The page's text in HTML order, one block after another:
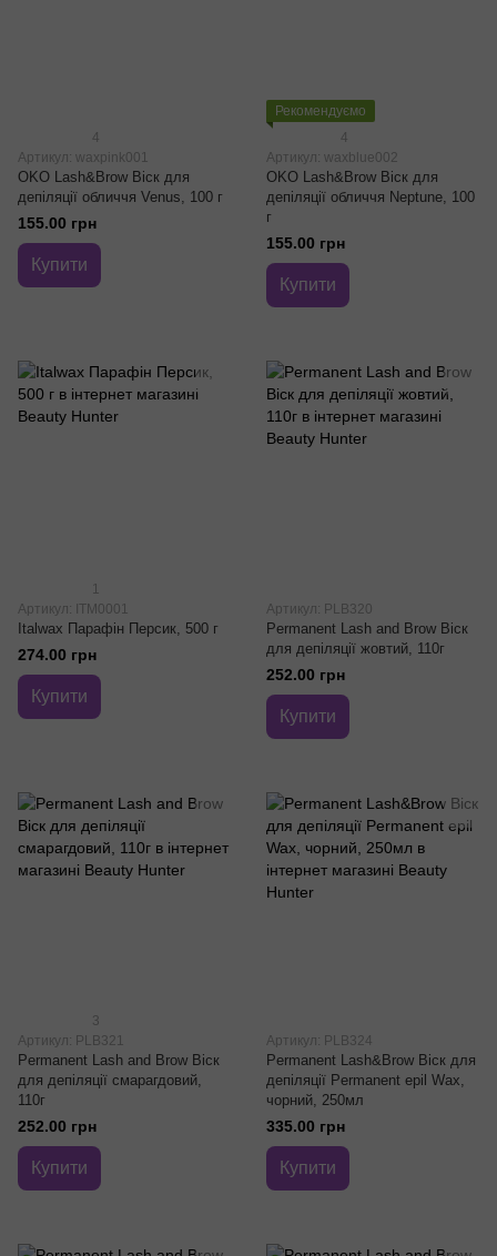
4
Артикул: waxpink001
OKO Lash&Brow Віск для
депіляції обличчя Venus, 100 г
155.00 грн
Купити
Рекомендуємо
4
Артикул: waxblue002
OKO Lash&Brow Віск для
депіляції обличчя Neptune, 100
г
155.00 грн
Купити
1
Артикул: ITM0001
Italwax Парафін Персик, 500 г
274.00 грн
Купити
Артикул: PLB320
Permanent Lash and Brow Віск
для депіляції жовтий, 110г
252.00 грн
Купити
3
Артикул: PLB321
Permanent Lash and Brow Віск
для депіляції смарагдовий,
110г
252.00 грн
Купити
Артикул: PLB324
Permanent Lash&Brow Віск для
депіляції Permanent epil Wax,
чорний, 250мл
335.00 грн
Купити